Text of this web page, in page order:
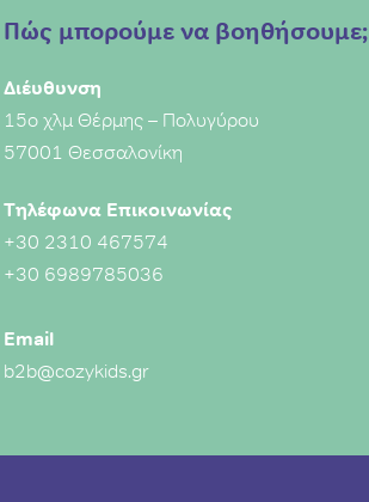
Πώς μπορούμε να βοηθήσουμε;
Διέυθυνση
15ο χλμ Θέρμης – Πολυγύρου
57001 Θεσσαλονίκη
Τηλέφωνα Επικοινωνίας
+30 2310 467574
+30 6989785036
Email
b2b@cozykids.gr